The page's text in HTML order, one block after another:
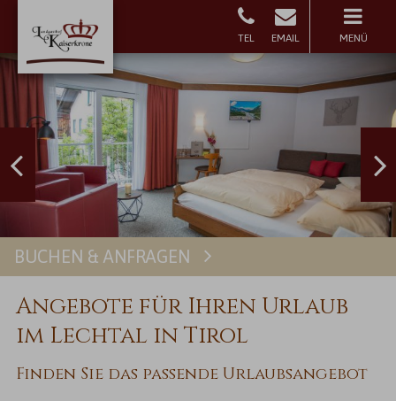
MENÜ
BUCHEN & ANFRAGEN
Angebote für Ihren Urlaub
im Lechtal in Tirol
Finden Sie das passende Urlaubsangebot